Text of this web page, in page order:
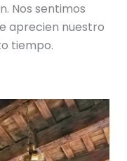
Nos sentimos
aprecien nuestro
tiempo.